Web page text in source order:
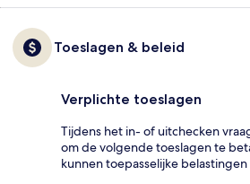
Toeslagen & beleid
Verplichte toeslagen
Tijdens het in- of uitchecken
om de volgende toeslagen te
kunnen toepasselijke